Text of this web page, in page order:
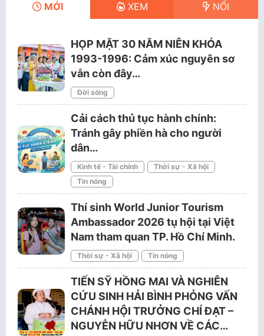
MỚI XEM NỔI
HỌP MẶT 30 NĂM NIÊN KHÓA
1993-1996: Cảm xúc nguyên sơ
vẫn còn đây…
Đời sống
Cải cách thủ tục hành chính:
Tránh gây phiền hà cho người
dân…
Kinh tế - Tài chính
Thời sự - Xã hội
Tin nóng
Thí sinh World Junior Tourism
Ambassador 2026 tụ hội tại Việt
Nam tham quan TP. Hồ Chí Minh.
Thời sự - Xã hội Tin nóng
TIẾN SỸ HỒNG MAI VÀ NGHIÊN
CỨU SINH HẢI BÌNH PHỎNG VẤN
CHÁNH HỘI TRƯỞNG CHÍ ĐẠT –
NGUYỄN HỮU NHƠN VỀ CÁC…